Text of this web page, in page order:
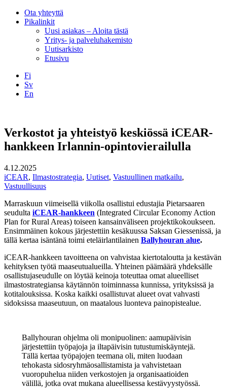
Ota yhteyttä
Pikalinkit
Uusi asiakas – Aloita tästä
Yritys- ja palveluhakemisto
Uutisarkisto
Etusivu
Fi
Sv
En
Verkostot ja yhteistyö keskiössä iCEAR-
hankkeen Irlannin-opintovierailulla
4.12.2025
iCEAR, Ilmastostrategia, Uutiset, Vastuullinen matkailu,
Vastuullisuus
Marraskuun viimeisellä viikolla osallistui edustajia Pietarsaaren
seudulta iCEAR-hankkeen (Integrated Circular Economy Action
Plan for Rural Areas) toiseen kansainväliseen projektikokoukseen.
Ensimmäinen kokous järjestettiin kesäkuussa Saksan Giessenissä, ja
tällä kertaa isäntänä toimi eteläirlantilainen Ballyhouran alue.
iCEAR-hankkeen tavoitteena on vahvistaa kiertotaloutta ja kestävän
kehityksen työtä maaseutualueilla. Yhteinen päämäärä yhdeksälle
osallistujaseudulle on löytää keinoja toteuttaa omat alueelliset
ilmastostrategiansa käytännön toiminnassa kunnissa, yrityksissä ja
kotitalouksissa. Koska kaikki osallistuvat alueet ovat vahvasti
sidoksissa maaseutuun, on maatalous luonteva painopistealue.
Ballyhouran ohjelma oli monipuolinen: aamupäivisin
järjestettiin työpajoja ja iltapäivisin tutustumiskäyntejä.
Tällä kertaa työpajojen teemana oli, miten luodaan
tehokasta sidosryhmäosallistamista ja vahvistetaan
vuoropuhelua niiden verkostojen ja organisaatioiden
välillä, jotka ovat mukana alueellisessa kestävyystyössä.